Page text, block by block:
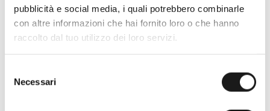
pubblicità e social media, i quali potrebbero combinarle
con altre informazioni che hai fornito loro o che hanno
raccolto dal tuo utilizzo dei loro servizi.
delNecessari